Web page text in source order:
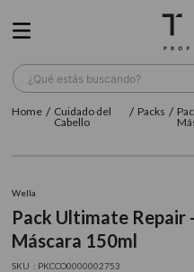
¿Qué estás buscando?
Cuidado del
Cabello
Packs
Wella
Pack Ultimate Repair
Máscara 150ml
: PKCCO0000002753
TÉRMINOS MÁS
3. farmavita